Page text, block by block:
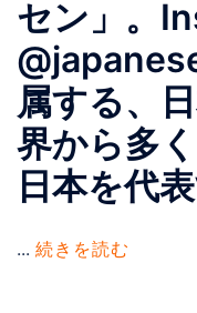
セン」。
属する、
界から多
日本を代
... 続きを読む